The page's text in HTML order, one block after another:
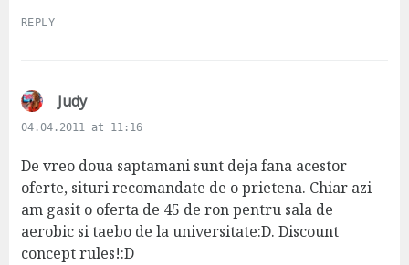
REPLY
Judys
a
s
:
04.04.2011 at 11:16
De vreo doua saptamani sunt deja fana acestor
oferte, situri recomandate de o prietena. Chiar azi
am gasit o oferta de 45 de ron pentru sala de
aerobic si taebo de la universitate:D. Discount
concept rules!:D